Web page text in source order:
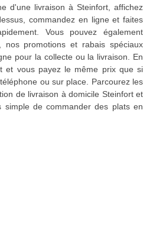
d'une livraison à Steinfort, affichez
commandez en ligne et faites
Vous pouvez également
nos promotions et rabais spéciaux
pour la collecte ou la livraison. En
et vous payez le même prix que si
ou sur place. Parcourez les
de livraison à domicile Steinfort et
simple de commander des plats en